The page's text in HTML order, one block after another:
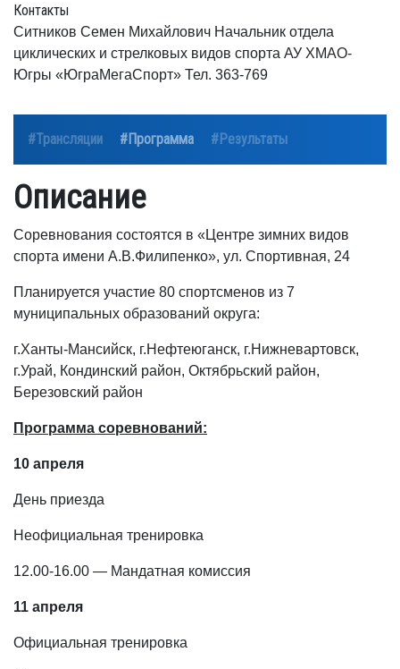
Контакты
Ситников Семен Михайлович Начальник отдела
циклических и стрелковых видов спорта АУ ХМАО-
Югры «ЮграМегаСпорт» Тел. 363-769
#Трансляции #Программа #Результаты
Описание
Соревнования состоятся в «Центре зимних видов
спорта имени А.В.Филипенко», ул. Спортивная, 24
Планируется участие 80 спортсменов из 7
муниципальных образований округа:
г.Ханты-Мансийск, г.Нефтеюганск, г.Нижневартовск,
г.Урай, Кондинский район, Октябрьский район,
Березовский район
Программа соревнований:
10 апреля
День приезда
Неофициальная тренировка
12.00-16.00 — Мандатная комиссия
11 апреля
Официальная тренировка